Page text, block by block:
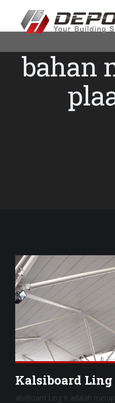
bahan
Kalsiboard Ling
alsiBoard Ling 6 adalah